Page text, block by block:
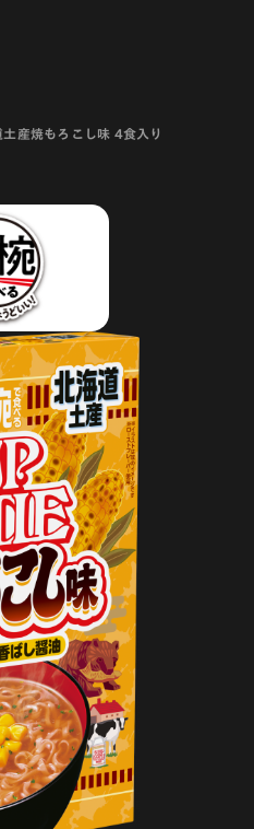
産焼もろこし味 4食入り